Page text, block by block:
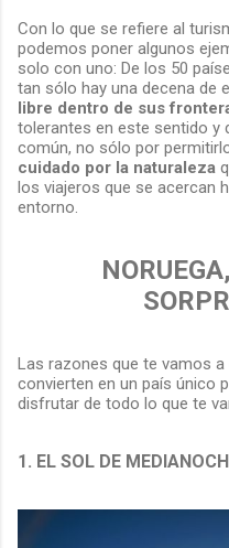
Con lo que se refiere al
podemos poner algunos
solo con uno: De los 50
tan sólo hay una decena de
libre dentro de sus
tolerantes en este sentido y
común, no sólo por
cuidado por la naturaleza
los viajeros que se acercan
entorno.
Las razones que te vamos
convierten en un país único
disfrutar de todo lo que te
1. EL SOL DE